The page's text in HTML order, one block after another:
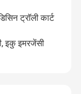
ट्रॉली कार्ट
इकु इमरजेंसी